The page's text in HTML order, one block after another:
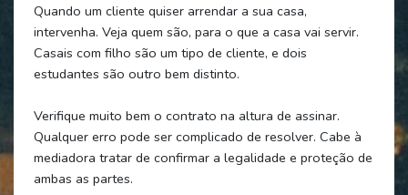
Quando um cliente quiser arrendar a sua casa,
intervenha. Veja quem são, para o que a casa vai servir.
Casais com filho são um tipo de cliente, e dois
estudantes são outro bem distinto.
Verifique muito bem o contrato na altura de assinar.
Qualquer erro pode ser complicado de resolver. Cabe à
mediadora tratar de confirmar a legalidade e proteção de
ambas as partes.